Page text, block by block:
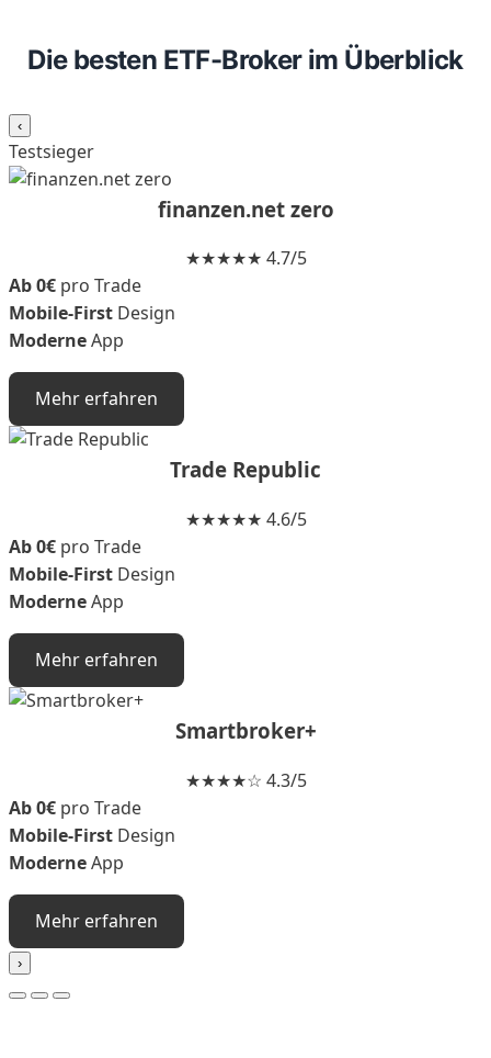
Die besten ETF-Broker im Überblick
‹
Testsieger
finanzen.net zero
★★★★★ 4.7/5
Ab 0€ pro Trade
Mobile-First Design
ModerneApp
Mehr erfahren
Trade Republic
★★★★★ 4.6/5
Ab 0€ pro Trade
Mobile-First Design
ModerneApp
Mehr erfahren
Smartbroker+
★★★★☆ 4.3/5
Ab 0€ pro Trade
Mobile-First Design
ModerneApp
Mehr erfahren
›